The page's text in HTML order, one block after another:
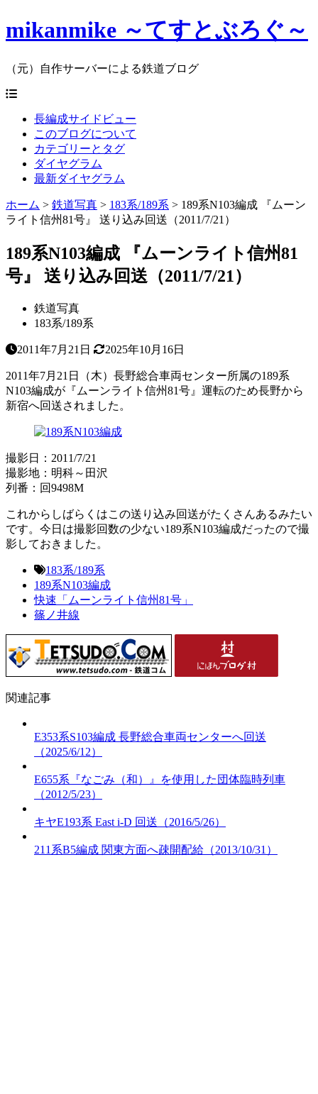
mikanmike ～てすとぶろぐ～
（元）自作サーバーによる鉄道ブログ
長編成サイドビュー
このブログについて
カテゴリーとタグ
ダイヤグラム
最新ダイヤグラム
ホーム > 鉄道写真 > 183系/189系 > 189系N103編成 『ムーン
ライト信州81号』 送り込み回送（2011/7/21）
189系N103編成 『ムーンライト信州81
号』 送り込み回送（2011/7/21）
鉄道写真
183系/189系
2011年7月21日 2025年10月16日
2011年7月21日（木）長野総合車両センター所属の189系
N103編成が『ムーンライト信州81号』運転のため長野から
新宿へ回送されました。
撮影日：2011/7/21
撮影地：明科～田沢
列番：回9498M
これからしばらくはこの送り込み回送がたくさんあるみたい
です。今日は撮影回数の少ない189系N103編成だったので撮
影しておきました。
183系/189系
189系N103編成
快速「ムーンライト信州81号」
篠ノ井線
関連記事
E353系S103編成 長野総合車両センターへ回送
（2025/6/12）
E655系『なごみ（和）』を使用した団体臨時列車
（2012/5/23）
キヤE193系 East i-D 回送（2016/5/26）
211系B5編成 関東方面へ疎開配給（2013/10/31）